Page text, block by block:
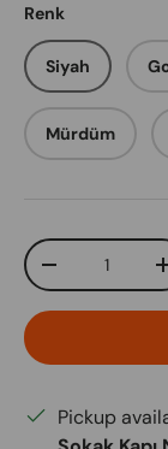
Renk
Siyah
Mürdüm
Qty
Decrease
Pickup